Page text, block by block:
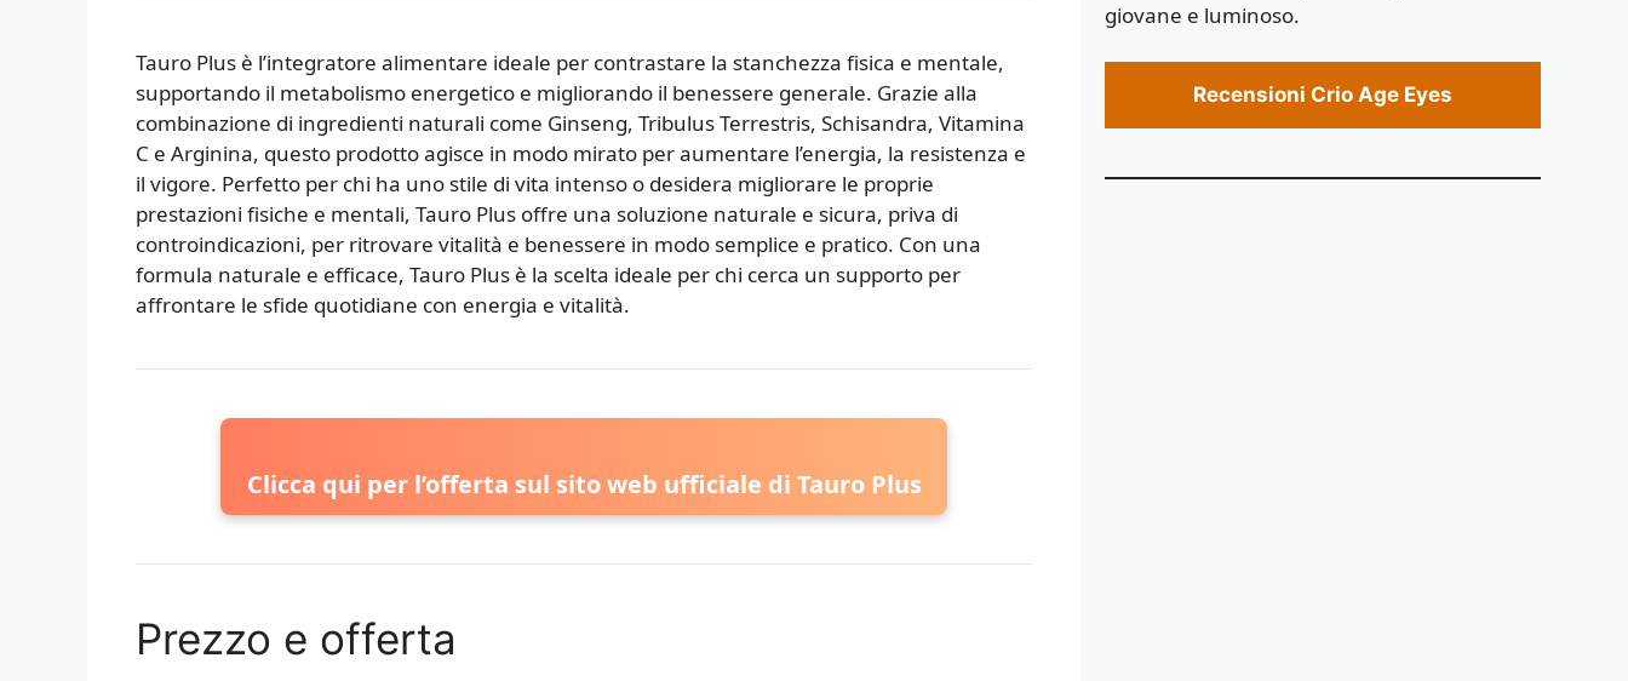
Tauro Plus è l’integratore alimentare ideale per contrastare la stanchezza fisica e mentale,
supportando il metabolismo energetico e migliorando il benessere generale. Grazie alla
combinazione di ingredienti naturali come Ginseng, Tribulus Terrestris, Schisandra, Vitamina
C e Arginina, questo prodotto agisce in modo mirato per aumentare l’energia, la resistenza e
il vigore. Perfetto per chi ha uno stile di vita intenso o desidera migliorare le proprie
prestazioni fisiche e mentali, Tauro Plus offre una soluzione naturale e sicura, priva di
controindicazioni, per ritrovare vitalità e benessere in modo semplice e pratico. Con una
formula naturale e efficace, Tauro Plus è la scelta ideale per chi cerca un supporto per
affrontare le sfide quotidiane con energia e vitalità.
Clicca qui per l’offerta sul sito web ufficiale di Tauro Plus
Prezzo e offerta
giovane e luminoso.
Recensioni Crio Age Eyes